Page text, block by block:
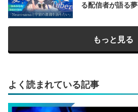
る配信者が語る夢
もっと見る
よく読まれている記事